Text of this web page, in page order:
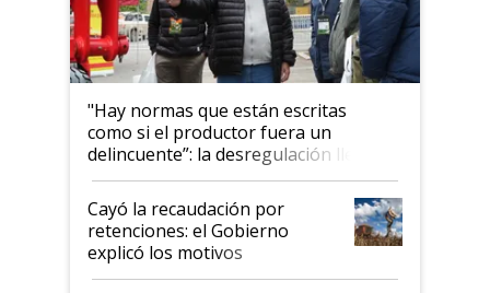
"Hay normas que están escritas
como si el productor fuera un
delincuente”: la desregulación llegó
al Congreso Aapresid y hasta se
habló del financiamiento al IPCVA
Cayó la recaudación por
retenciones: el Gobierno
explicó los motivos